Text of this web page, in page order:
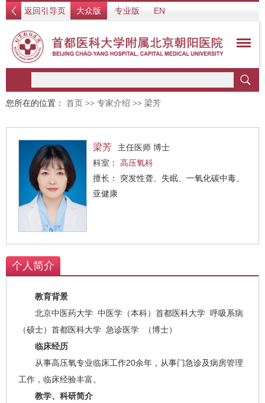
返回引导页 大众版 专业版 EN
您所在的位置： 首页 >> 专家介绍 >> 梁芳
梁芳
主任医师 博士
科室： 高压氧科
擅长： 突发性聋、失眠、一氧化碳中毒、
亚健康
个人简介
教育背景
北京中医药大学 中医学（本科）首都医科大学 呼吸系病
（硕士）首都医科大学 急诊医学 （博士）
临床经历
从事高压氧专业临床工作20余年，从事门急诊及病房管理
工作，临床经验丰富。
教学、科研简介